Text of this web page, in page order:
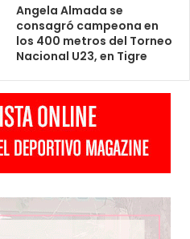
Angela Almada se
consagró campeona en
los 400 metros del Torneo
Nacional U23, en Tigre